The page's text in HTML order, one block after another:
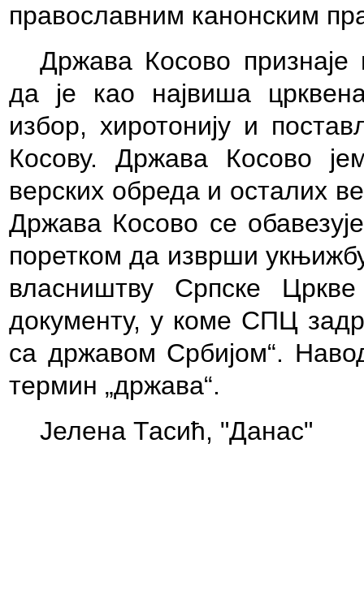
православним канонским
Држава Косово признаје
да је као највиша
избор, хиротонију и
Косову. Држава Косово
верских обреда и осталих
Држава Косово се
поретком да изврши
власништву Српске
документу, у коме СПЦ
са државом Србијом“.
термин „држава“.
Јелена Тасић, "Данас"